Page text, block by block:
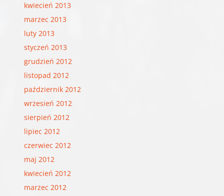
kwiecień 2013
marzec 2013
luty 2013
styczeń 2013
grudzień 2012
listopad 2012
październik 2012
wrzesień 2012
sierpień 2012
lipiec 2012
czerwiec 2012
maj 2012
kwiecień 2012
marzec 2012